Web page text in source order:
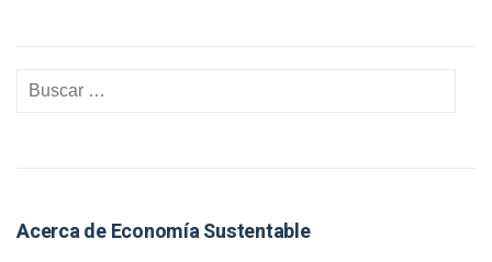
Acerca de Economía Sustentable